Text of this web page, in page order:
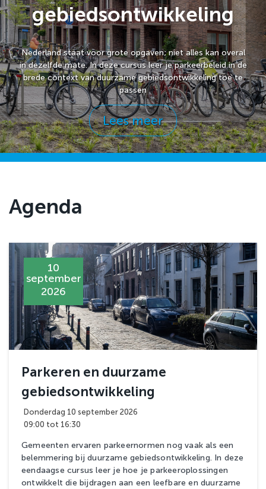
gebiedsontwikkeling
Nederland staat voor grote opgaven; niet alles kan overal
in dezelfde mate. In deze cursus leer je parkeerbeleid in de
brede context van duurzame gebiedsontwikkeling toe te
passen
Lees meer
Agenda
10
september
2026
Parkeren en duurzame
gebiedsontwikkeling
Donderdag 10 september 2026
09:00 tot 16:30
Gemeenten ervaren parkeernormen nog vaak als een
belemmering bij duurzame gebiedsontwikkeling. In deze
eendaagse cursus leer je hoe je parkeeroplossingen
ontwikkelt die bijdragen aan een leefbare en duurzame